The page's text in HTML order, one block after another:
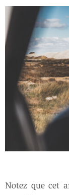
Notez que cet